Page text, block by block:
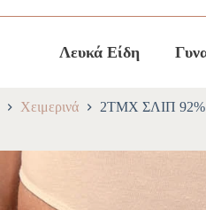
Λευκά Είδη
Χειμερινά 2ΤΜΧ ΣΛΙΠ